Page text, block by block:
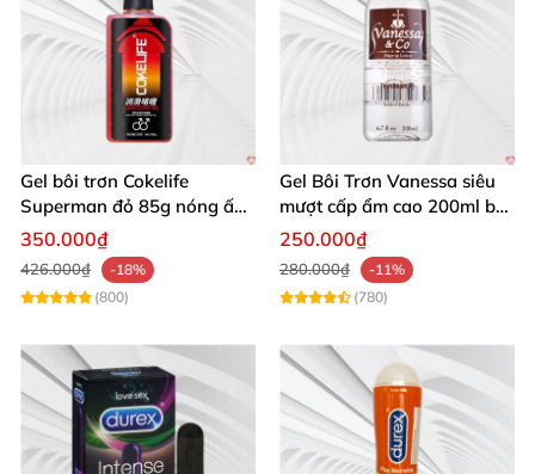
Gel bôi trơn Cokelife
Superman đỏ 85g nóng ấm
tăng khoái cảm giảm đau
350.000₫
426.000₫
-18%
(800)
Gel Bôi Trơn Vanessa siêu
mượt cấp ẩm cao 200ml bôi
trơn & mát xa cơ thể
250.000₫
280.000₫
-11%
(780)